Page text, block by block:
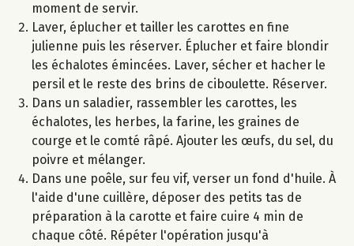
moment de servir.
Laver, éplucher et tailler les carottes en fine
julienne puis les réserver. Éplucher et faire blondir
les échalotes émincées. Laver, sécher et hacher le
persil et le reste des brins de ciboulette. Réserver.
Dans un saladier, rassembler les carottes, les
échalotes, les herbes, la farine, les graines de
courge et le comté râpé. Ajouter les œufs, du sel, du
poivre et mélanger.
Dans une poêle, sur feu vif, verser un fond d'huile. À
l'aide d'une cuillère, déposer des petits tas de
préparation à la carotte et faire cuire 4 min de
chaque côté. Répéter l'opération jusqu'à